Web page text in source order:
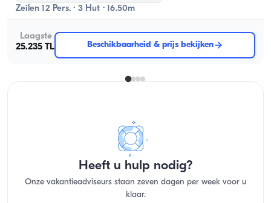
Zeilen 12 Pers. · 3 Hut · 16.50m
Laagste
25.235 TL
Beschikbaarheid & prijs bekijken
Heeft u hulp nodig?
Onze vakantieadviseurs staan zeven dagen per week voor u
klaar.